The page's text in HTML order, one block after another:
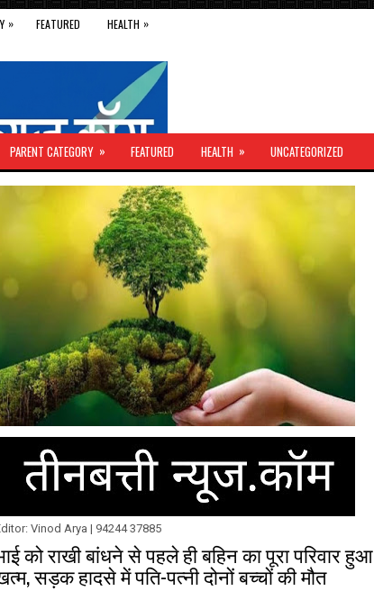
» FEATURED HEALTH »
PARENT CATEGORY » FEATURED HEALTH » UNCATEGORIZED
Vinod Arya | 94244 37885
को राखी बांधने से पहले ही बहिन का पूरा परिवार हुआ
सड़क हादसे में पति-पत्नी दोनों बच्चों की मौत